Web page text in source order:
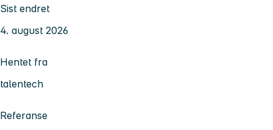
Sist endret
4. august 2026
Hentet fra
talentech
Referanse